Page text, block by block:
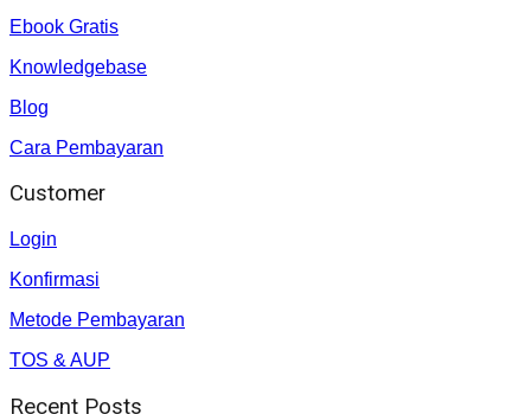
Ebook Gratis
Knowledgebase
Blog
Cara Pembayaran
Customer
Login
Konfirmasi
Metode Pembayaran
TOS & AUP
Recent Posts